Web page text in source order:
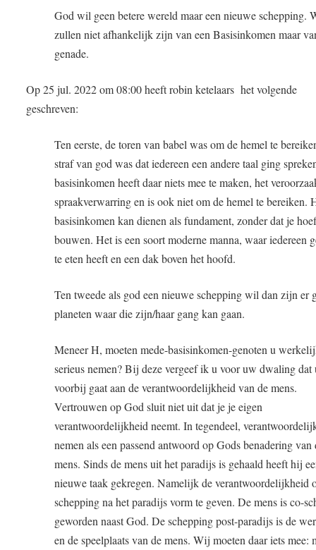
God wil geen betere wereld maar een nieuwe schepping.
zullen niet afhankelijk zijn van een Basisinkomen maar
genade.
Op 25 jul. 2022 om 08:00 heeft robin ketelaars het volgende
geschreven:
Ten eerste, de toren van babel was om de hemel te
straf van god was dat iedereen een andere taal ging
basisinkomen heeft daar niets mee te maken, het
spraakverwarring en is ook niet om de hemel te bereiken.
basisinkomen kan dienen als fundament, zonder dat je
bouwen. Het is een soort moderne manna, waar iedereen
te eten heeft en een dak boven het hoofd.
Ten tweede als god een nieuwe schepping wil dan zijn er
planeten waar die zijn/haar gang kan gaan.
Meneer H, moeten mede-basisinkomen-genoten u
serieus nemen? Bij deze vergeef ik u voor uw dwaling dat
voorbij gaat aan de verantwoordelijkheid van de mens.
Vertrouwen op God sluit niet uit dat je je eigen
verantwoordelijkheid neemt. In tegendeel,
nemen als een passend antwoord op Gods benadering van
mens. Sinds de mens uit het paradijs is gehaald heeft hij
nieuwe taak gekregen. Namelijk de verantwoordelijkheid
schepping na het paradijs vorm te geven. De mens is co-
geworden naast God. De schepping post-paradijs is de
en de speelplaats van de mens. Wij moeten daar iets mee: